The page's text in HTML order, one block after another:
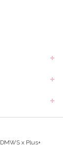
DMWS x Plus+